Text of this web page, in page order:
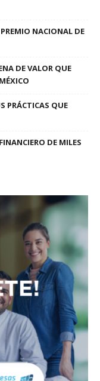
NACIONAL DE
DE VALOR QUE
PRÁCTICAS QUE
DE MILES